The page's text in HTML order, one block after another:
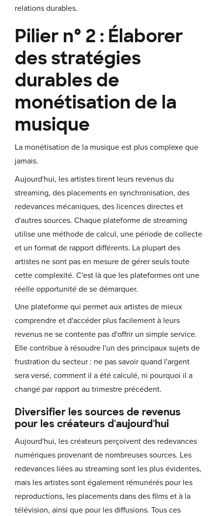
relations durables.
Pilier n° 2 : Élaborer
des stratégies
durables de
monétisation de la
musique
La monétisation de la musique est plus complexe que
jamais.
Aujourd'hui, les artistes tirent leurs revenus du
streaming, des placements en synchronisation, des
redevances mécaniques, des licences directes et
d'autres sources. Chaque plateforme de streaming
utilise une méthode de calcul, une période de collecte
et un format de rapport différents. La plupart des
artistes ne sont pas en mesure de gérer seuls toute
cette complexité. C'est là que les plateformes ont une
réelle opportunité de se démarquer.
Une plateforme qui permet aux artistes de mieux
comprendre et d'accéder plus facilement à leurs
revenus ne se contente pas d'offrir un simple service.
Elle contribue à résoudre l'un des principaux sujets de
frustration du secteur : ne pas savoir quand l'argent
sera versé, comment il a été calculé, ni pourquoi il a
changé par rapport au trimestre précédent.
Diversifier les sources de revenus
pour les créateurs d'aujourd'hui
Aujourd'hui, les créateurs perçoivent des redevances
numériques provenant de nombreuses sources. Les
redevances liées au streaming sont les plus évidentes,
mais les artistes sont également rémunérés pour les
reproductions, les placements dans des films et à la
télévision, ainsi que pour les diffusions. Tous ces